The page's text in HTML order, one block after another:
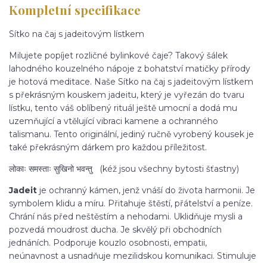
Kompletní specifikace
Sítko na čaj s jadeitovým lístkem
Milujete popíjet rozličné bylinkové čaje? Takový šálek
lahodného kouzelného nápoje z bohatství matičky přírody
je hotová meditace. Naše Sítko na čaj s jadeitovým lístkem
s překrásným kouskem jadeitu, který je vyřezán do tvaru
lístku, tento váš oblíbený rituál ještě umocní a dodá mu
uzemňující a vtělující vibraci kamene a ochranného
talismanu. Tento originální, jediný ručně vyrobený kousek je
také překrásným dárkem pro každou příležitost.
लोकाः समस्ताः सुखिनो भवन्तु (kéž jsou všechny bytosti šťastny)
Jadeit je ochranný kámen, jenž vnáší do života harmonii. Je
symbolem klidu a míru. Přitahuje štěstí, přátelství a peníze.
Chrání nás před neštěstím a nehodami. Uklidňuje mysli a
pozvedá moudrost ducha. Je skvělý při obchodních
jednáních. Podporuje kouzlo osobnosti, empatii,
neúnavnost a usnadňuje mezilidskou komunikaci. Stimuluje